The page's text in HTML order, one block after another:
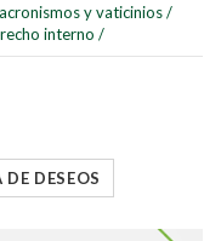
y vaticinios/
interno /
DESEOS